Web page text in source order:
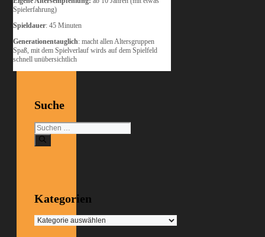
Spielerfahrung)
Spieldauer: 45 Minuten
Generationentauglich: macht allen Altersgruppen
Spaß, mit dem Spielverlauf wirds auf dem Spielfeld
schnell unübersichtlich
Suche
Suchen
nach:
Kategorien
Kategorien